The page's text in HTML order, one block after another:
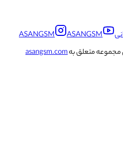
ASANGSM
ASANGSM
مجموعه متعلق بهasangsm.com